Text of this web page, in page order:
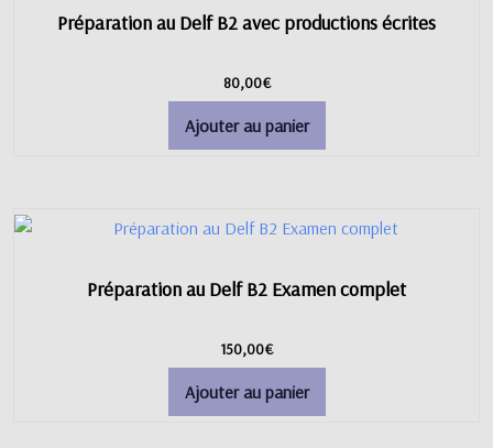
Préparation au Delf B2 avec productions écrites
80,00€
Ajouter au panier
Préparation au Delf B2 Examen complet
150,00€
Ajouter au panier